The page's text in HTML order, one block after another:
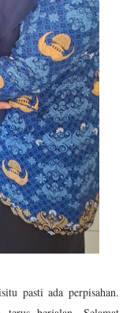
pasti ada perpisahan.